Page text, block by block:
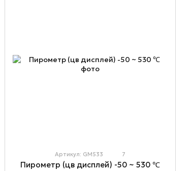
Артикул: GM533 7
Пирометр (цв дисплей) -50 ~ 530 ℃